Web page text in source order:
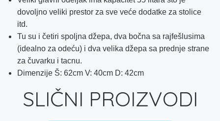
dovoljno veliki prestor za sve veće dodatke za stolice
itd.
Tu su i četiri spoljna džepa, dva bočna sa rajfešlusima
(idealno za odeću) i dva velika džepa sa prednje strane
za čuvarku i tacnu.
Dimenzije Š: 62cm V: 40cm D: 42cm
SLIČNI PROIZVODI